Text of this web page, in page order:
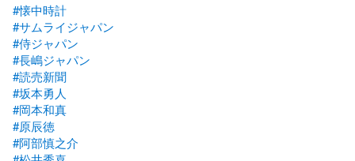
#懐中時計
#サムライジャパン
#侍ジャパン
#長嶋ジャパン
#読売新聞
#坂本勇人
#岡本和真
#原辰徳
#阿部慎之介